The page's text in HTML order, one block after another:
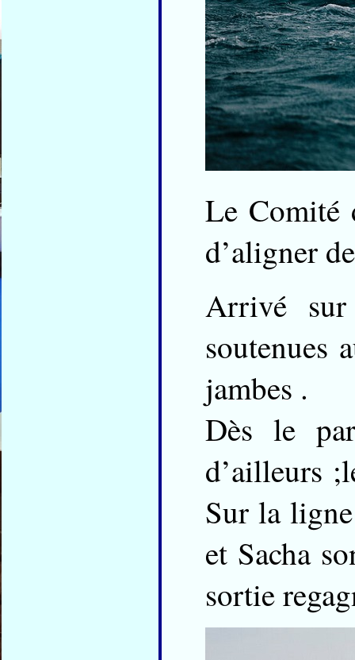
Le Comité
d’aligner
Arrivé
soutenues
jambes .
Dès le
d’ailleurs
Sur la
et Sacha
sortie